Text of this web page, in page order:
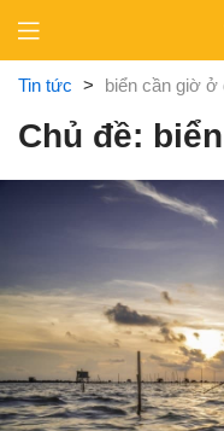
content
Tin tức > biển cần giờ ở
Chủ đề: